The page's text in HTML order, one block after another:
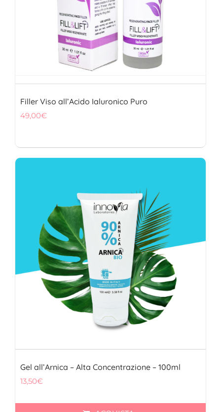
Filler Viso all’Acido Ialuronico Puro
49,00€
Gel all’Arnica – Alta Concentrazione – 100ml
13,50€